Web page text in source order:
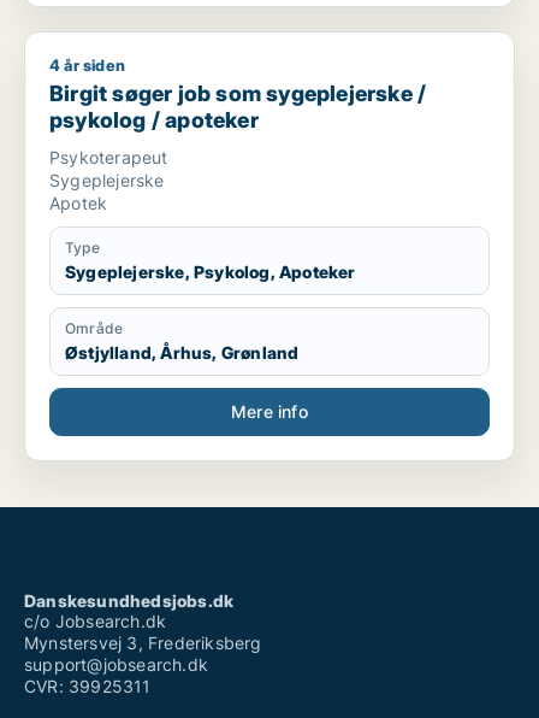
Birgit søger job som sygeplejerske / psykolog / apoteker
4 år siden
Birgit søger job som sygeplejerske /
psykolog / apoteker
Psykoterapeut
Sygeplejerske
Apotek
Type
Sygeplejerske, Psykolog, Apoteker
Område
Østjylland, Århus, Grønland
Mere info
Danskesundhedsjobs.dk
c/o Jobsearch.dk
Mynstersvej 3, Frederiksberg
support@jobsearch.dk
CVR: 39925311